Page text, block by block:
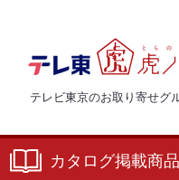
テレビ東京のお取り寄せグ
カタログ掲載商品